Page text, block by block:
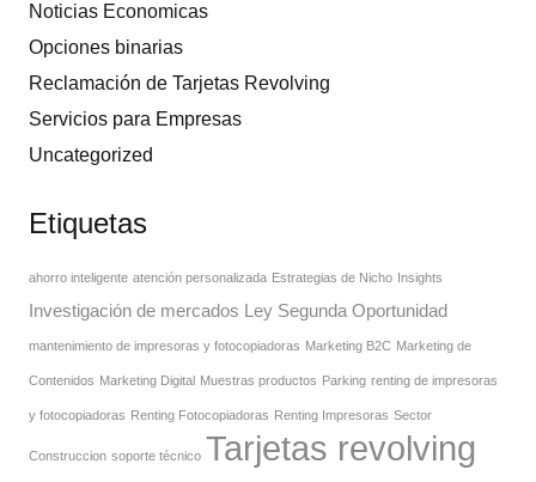
Noticias Economicas
Opciones binarias
Reclamación de Tarjetas Revolving
Servicios para Empresas
Uncategorized
Etiquetas
ahorro inteligente atención personalizada Estrategias de Nicho Insights
Investigación de mercados Ley Segunda Oportunidad
mantenimiento de impresoras y fotocopiadoras Marketing B2C Marketing de
Contenidos Marketing Digital Muestras productos Parking renting de impresoras
y fotocopiadoras Renting Fotocopiadoras Renting Impresoras Sector
Construccion soporte técnico Tarjetas revolving